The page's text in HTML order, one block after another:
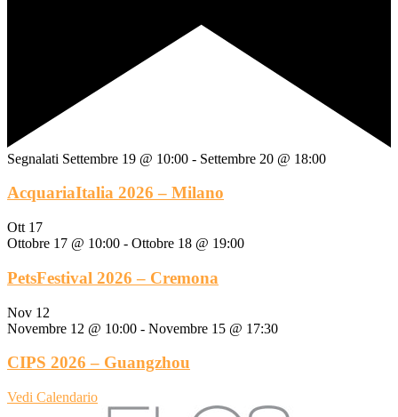
Segnalati Settembre 19 @ 10:00 - Settembre 20 @ 18:00
AcquariaItalia 2026 – Milano
Ott 17
Ottobre 17 @ 10:00 - Ottobre 18 @ 19:00
PetsFestival 2026 – Cremona
Nov 12
Novembre 12 @ 10:00 - Novembre 15 @ 17:30
CIPS 2026 – Guangzhou
Vedi Calendario